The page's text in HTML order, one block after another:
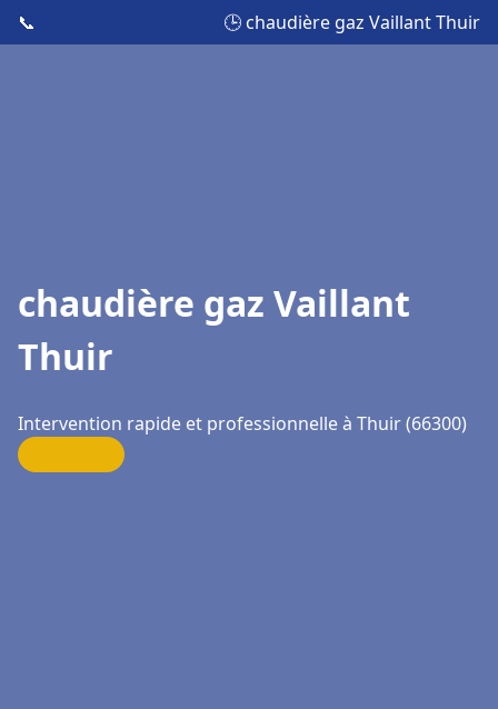
📞 🕒 chaudière gaz Vaillant Thuir
chaudière gaz Vaillant
Thuir
Intervention rapide et professionnelle à Thuir (66300)